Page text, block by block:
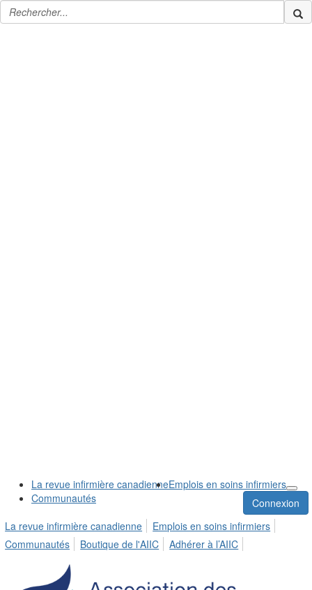
La revue infirmière canadienneEmplois en soins infirmiers
Communautés
Connexion
La revue infirmière canadienne
Emplois en soins infirmiers
Communautés
Boutique de l'AIIC Adhérer à l’AIIC